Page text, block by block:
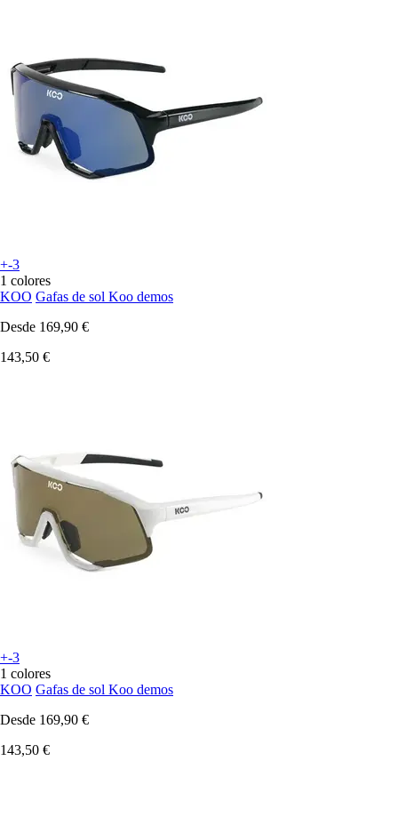
+-3
1 colores
KOO Gafas de sol Koo demos
Desde 169,90 €
143,50 €
+-3
1 colores
KOO Gafas de sol Koo demos
Desde 169,90 €
143,50 €